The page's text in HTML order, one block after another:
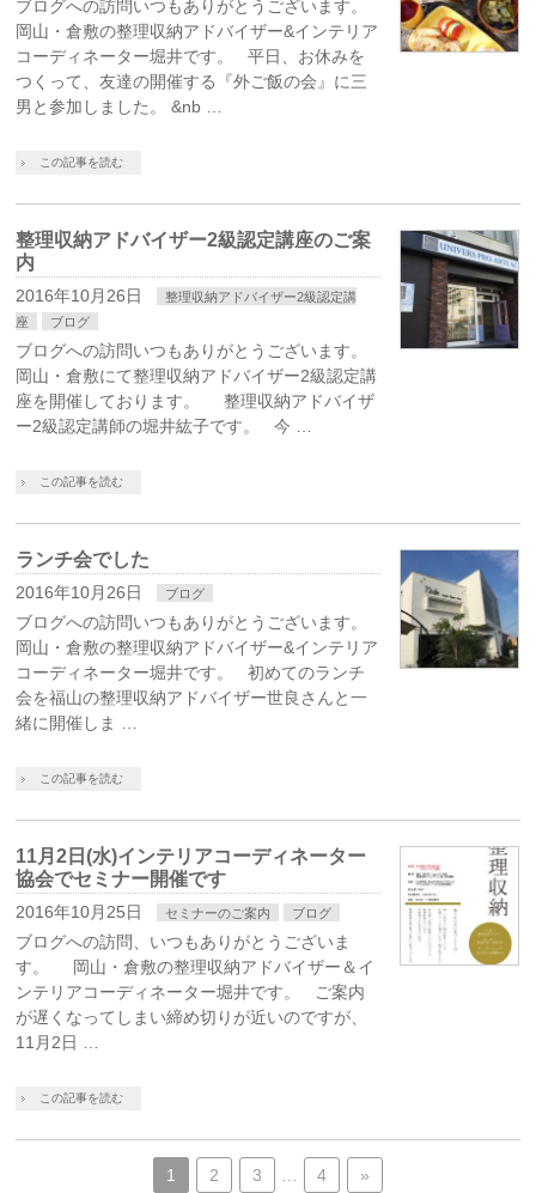
ブログへの訪問いつもありがとうございます。
岡山・倉敷の整理収納アドバイザー&インテリア
コーディネーター堀井です。 平日、お休みを
つくって、友達の開催する『外ご飯の会』に三
男と参加しました。 &nb …
この記事を読む
整理収納アドバイザー2級認定講座のご案
内
2016年10月26日
整理収納アドバイザー2級認定講
座
ブログ
ブログへの訪問いつもありがとうございます。
岡山・倉敷にて整理収納アドバイザー2級認定講
座を開催しております。 整理収納アドバイザ
ー2級認定講師の堀井紘子です。 今 …
この記事を読む
ランチ会でした
2016年10月26日 ブログ
ブログへの訪問いつもありがとうございます。
岡山・倉敷の整理収納アドバイザー&インテリア
コーディネーター堀井です。 初めてのランチ
会を福山の整理収納アドバイザー世良さんと一
緒に開催しま …
この記事を読む
11月2日(水)インテリアコーディネーター
協会でセミナー開催です
2016年10月25日 セミナーのご案内 ブログ
ブログへの訪問、いつもありがとうございま
す。 岡山・倉敷の整理収納アドバイザー＆イ
ンテリアコーディネーター堀井です。 ご案内
が遅くなってしまい締め切りが近いのですが、
11月2日 …
この記事を読む
1 2 3 4 »